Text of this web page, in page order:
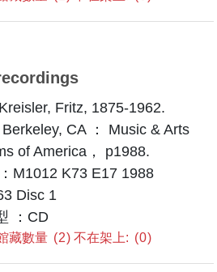
Fritz, 1875-1962.
CA ： Music & Arts
of America， p1988.
M1012 K73 E17 1988
Disc 1
：CD
藏數量 2 不在架上: 0